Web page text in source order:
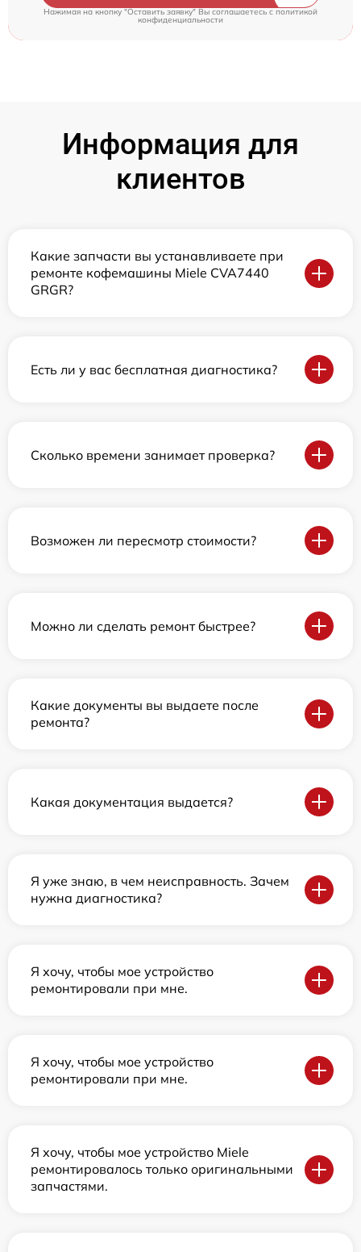
Нажимая на кнопку "Оставить заявку" Вы соглашаетесь c политикой
конфиденциальности
Информация для
клиентов
Какие запчасти вы устанавливаете при
ремонте кофемашины Miele CVA7440
GRGR?
Есть ли у вас бесплатная диагностика?
Сколько времени занимает проверка?
Возможен ли пересмотр стоимости?
Можно ли сделать ремонт быстрее?
Какие документы вы выдаете после
ремонта?
Какая документация выдается?
Я уже знаю, в чем неисправность. Зачем
нужна диагностика?
Я хочу, чтобы мое устройство
ремонтировали при мне.
Я хочу, чтобы мое устройство
ремонтировали при мне.
Я хочу, чтобы мое устройство Miele
ремонтировалось только оригинальными
запчастями.